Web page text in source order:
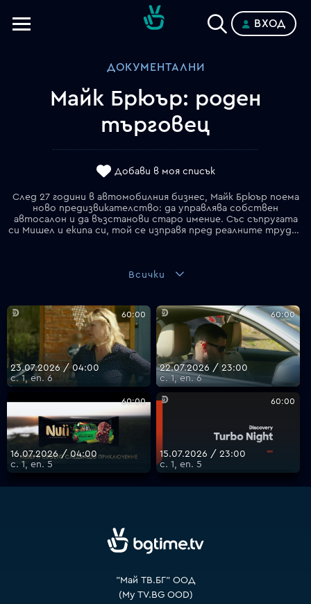
VOYO
ВХОД
ДОКУМЕНТАЛНИ
Майк Брюър: роден
търговец
Добави в моя списък
След 27 години в автомобилния бизнес, Майк Брюър поема
ново предизвикателство: да управлява собствен
автосалон и да възстанови старо имение. Със съпругата
си Мишел и екипа си, той се изправя пред реалните трудности на автомобилната търговия, като същевременно се опитва да балансира между професионалния и личния си живот. Поредицата предлага поглед зад кулисите на новото му начинание, като показва както успехите, така и неуспехите по пътя към изграждането на успешен бизнес.
Всички
60:00
23.07.2026 / 04:00
с. 1, еп. 6
60:00
22.07.2026 / 23:00
с. 1, еп. 6
60:00
16.07.2026 / 04:00
с. 1, еп. 5
60:00
15.07.2026 / 23:00
с. 1, еп. 5
"Май ТВ.БГ" ООД
(My TV.BG OOD)